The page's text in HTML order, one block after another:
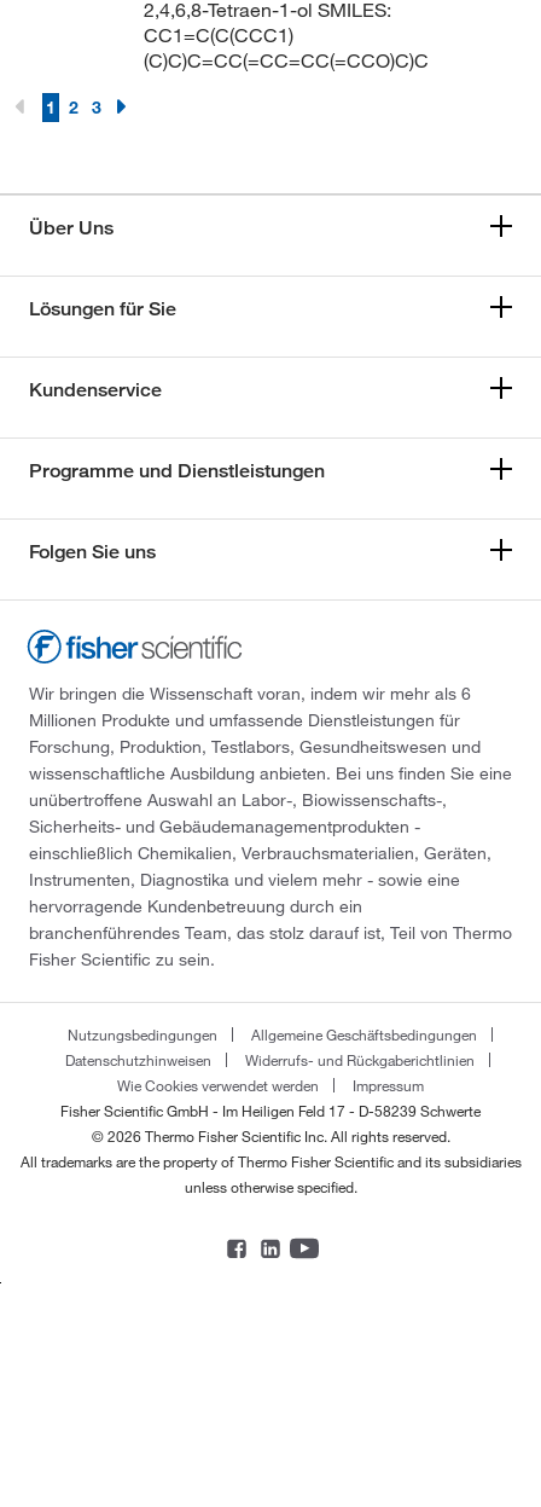
2,4,6,8-Tetraen-1-ol SMILES:
CC1=C(C(CCC1)
(C)C)C=CC(=CC=CC(=CCO)C)C
1 2 3
Über Uns
Lösungen für Sie
Kundenservice
Programme und Dienstleistungen
Folgen Sie uns
Wir bringen die Wissenschaft voran, indem wir mehr als 6
Millionen Produkte und umfassende Dienstleistungen für
Forschung, Produktion, Testlabors, Gesundheitswesen und
wissenschaftliche Ausbildung anbieten. Bei uns finden Sie eine
unübertroffene Auswahl an Labor-, Biowissenschafts-,
Sicherheits- und Gebäudemanagementprodukten -
einschließlich Chemikalien, Verbrauchsmaterialien, Geräten,
Instrumenten, Diagnostika und vielem mehr - sowie eine
hervorragende Kundenbetreuung durch ein
branchenführendes Team, das stolz darauf ist, Teil von Thermo
Fisher Scientific zu sein.
Nutzungsbedingungen
Allgemeine Geschäftsbedingungen
Datenschutzhinweisen
Widerrufs- und Rückgaberichtlinien
Wie Cookies verwendet werden
Impressum
Fisher Scientific GmbH - Im Heiligen Feld 17 - D-58239 Schwerte
© 2026 Thermo Fisher Scientific Inc. All rights reserved.
All trademarks are the property of Thermo Fisher Scientific and its subsidiaries
unless otherwise specified.